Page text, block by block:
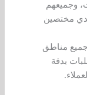
وجميعهم
مختصين
في جميع مناطق
بدقة